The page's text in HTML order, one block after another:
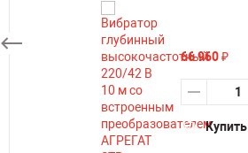
66 960₽
Купить